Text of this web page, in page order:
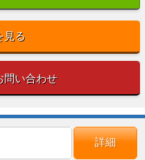
見る
問い合わせ
詳細